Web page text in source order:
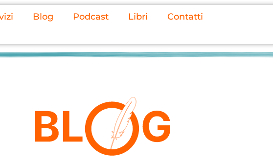
Blog Podcast Libri Contatti